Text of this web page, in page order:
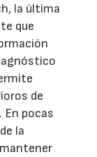
la última
que
de
En pocas
la